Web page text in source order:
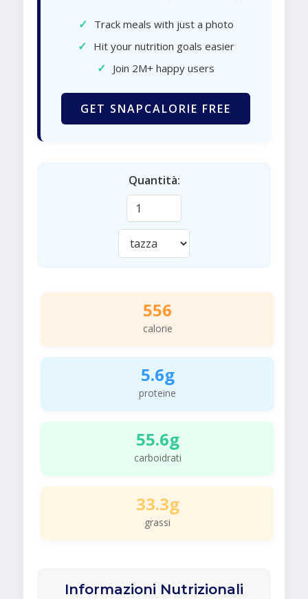
✓ Track meals with just a photo
✓ Hit your nutrition goals easier
✓ Join 2M+ happy users
GET SNAPCALORIE FREE
Quantità:
556
calorie
5.6g
proteine
55.6g
carboidrati
33.3g
grassi
Informazioni Nutrizionali